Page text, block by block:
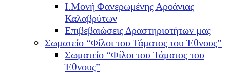
Ι.Μονή Φανερωμένης Αροάνιας
Καλαβρύτων
Επιβεβαιώσεις Δραστηριοτήτων μας
Σωματείο “Φίλοι του Τάματος του Έθνους”
Σωματείο “Φίλοι του Τάματος του
Έθνους”